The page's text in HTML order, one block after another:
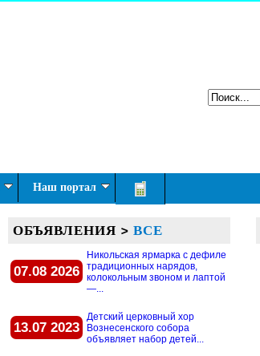
Наш портал
ОБЪЯВЛЕНИЯ > ВСЕ
07.08 2026
Никольская ярмарка с дефиле
традиционных нарядов,
колокольным звоном и лаптой
—...
13.07 2023
Детский церковный хор
Вознесенского собора
объявляет набор детей...